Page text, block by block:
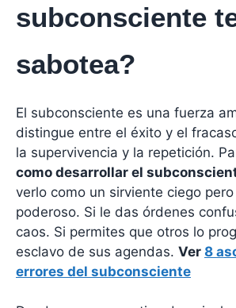
subconsciente
sabotea?
El subconsciente es una fuerza
distingue entre el éxito y el
la supervivencia y la repetición.
como desarrollar el
verlo como un sirviente ciego
poderoso. Si le das órdenes
caos. Si permites que otros lo
esclavo de sus agendas. Ver 8
errores del subconsciente